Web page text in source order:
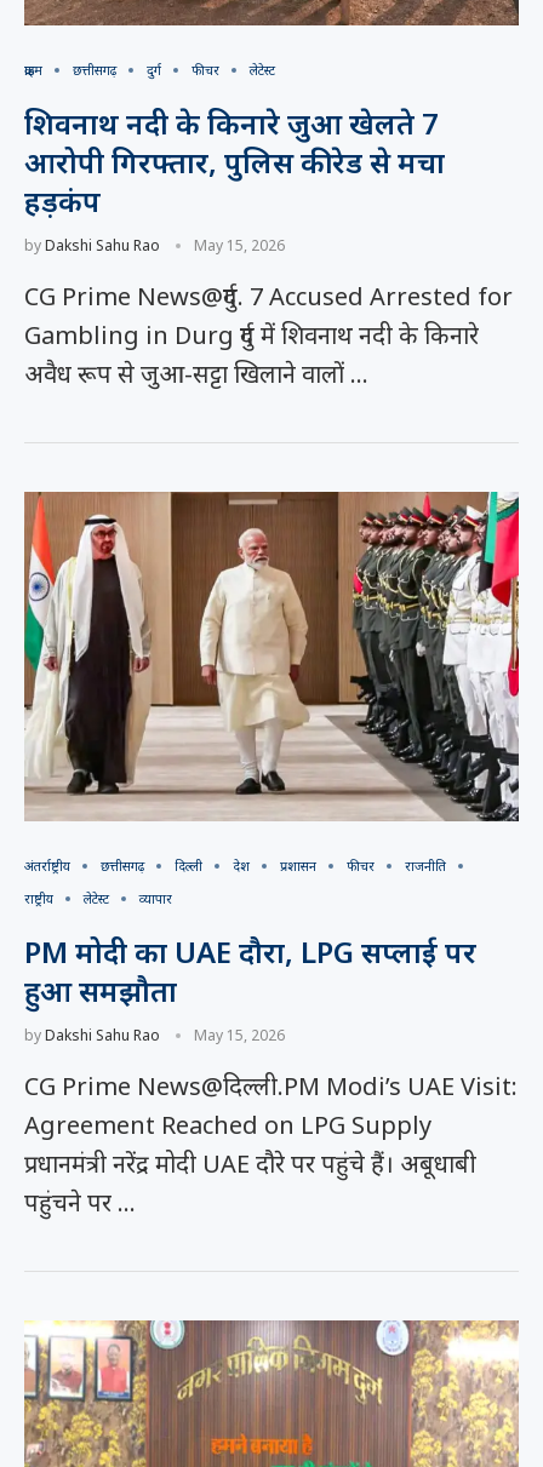
क्राइम छत्तीसगढ़ दुर्ग फीचर लेटेस्ट
शिवनाथ नदी के किनारे जुआ खेलते 7
आरोपी गिरफ्तार, पुलिस की रेड से मचा
हड़कंप
byDakshi Sahu Rao May 15, 2026
CG Prime News@दुर्ग. 7 Accused Arrested for
Gambling in Durg दुर्ग में शिवनाथ नदी के किनारे
अवैध रूप से जुआ-सट्टा खिलाने वालों …
अंतर्राष्ट्रीय छत्तीसगढ़ दिल्ली देश प्रशासन फीचर
राजनीति
राष्ट्रीय
लेटेस्ट व्यापार
PM मोदी का UAE दौरा, LPG सप्लाई पर
हुआ समझौता
byDakshi Sahu Rao May 15, 2026
CG Prime News@दिल्ली.PM Modi’s UAE Visit:
Agreement Reached on LPG Supply
प्रधानमंत्री नरेंद्र मोदी UAE दौरे पर पहुंचे हैं। अबूधाबी
पहुंचने पर …